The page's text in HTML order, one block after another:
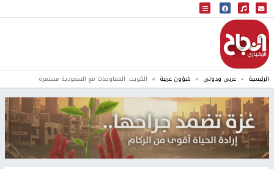
البث المباشر
إذاعة النجاح
الرئيسية عربي ودولي شؤون عربية الكويت: المفاوضات مع السعودية مستمرة